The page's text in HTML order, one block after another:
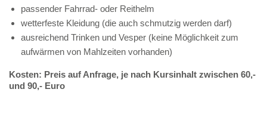
passender Fahrrad- oder Reithelm
wetterfeste Kleidung (die auch schmutzig werden darf)
ausreichend Trinken und Vesper (keine Möglichkeit zum
aufwärmen von Mahlzeiten vorhanden)
Kosten: Preis auf Anfrage, je nach Kursinhalt zwischen 60,-
und 90,- Euro